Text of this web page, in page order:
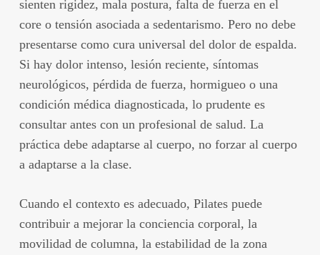
sienten rigidez, mala postura, falta de fuerza en el
core o tensión asociada a sedentarismo. Pero no debe
presentarse como cura universal del dolor de espalda.
Si hay dolor intenso, lesión reciente, síntomas
neurológicos, pérdida de fuerza, hormigueo o una
condición médica diagnosticada, lo prudente es
consultar antes con un profesional de salud. La
práctica debe adaptarse al cuerpo, no forzar al cuerpo
a adaptarse a la clase.
Cuando el contexto es adecuado, Pilates puede
contribuir a mejorar la conciencia corporal, la
movilidad de columna, la estabilidad de la zona